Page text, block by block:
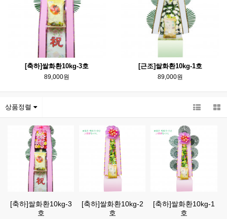
[축하]쌀화환10kg-3호
89,000원
[근조]쌀화환10kg-1호
89,000원
상품정렬
[축하]쌀화환10kg-3
호
[축하]쌀화환10kg-2
호
[축하]쌀화환10kg-1
호